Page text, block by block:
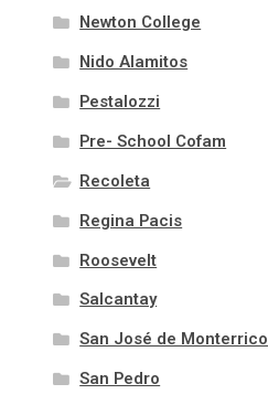
Newton College
Nido Alamitos
Pestalozzi
Pre- School Cofam
Recoleta
Regina Pacis
Roosevelt
Salcantay
San José de Monterrico
San Pedro